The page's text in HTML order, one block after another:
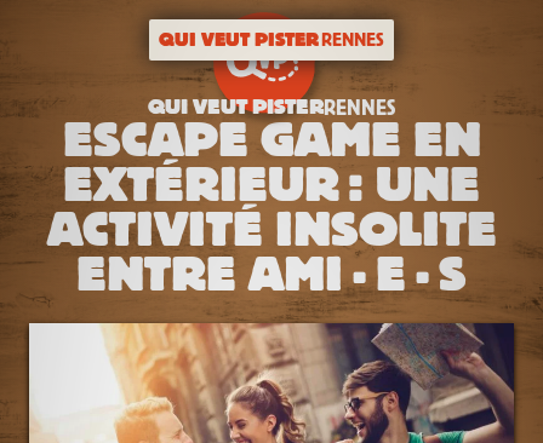
QUI VEUT PISTERRENNES
QUI VEUT PISTERRENNES
ESCAPE GAME EN
EXTÉRIEUR : UNE
ACTIVITÉ INSOLITE
ENTRE AMI·E·S